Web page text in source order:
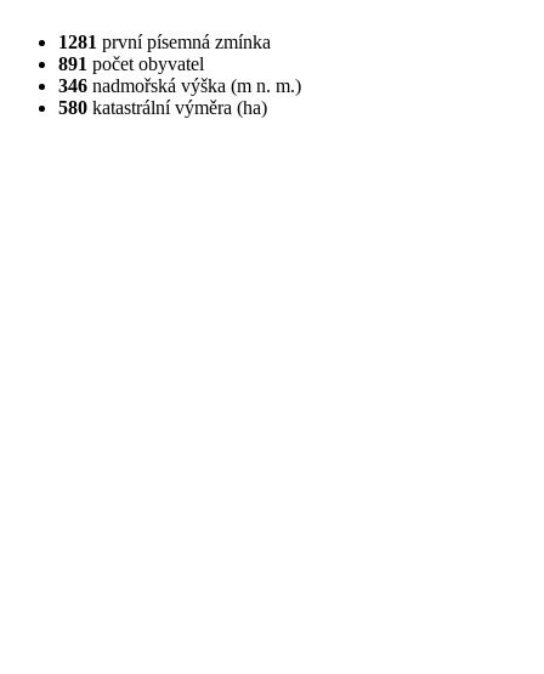
1281 první písemná zmínka
891 počet obyvatel
346 nadmořská výška (m n. m.)
580 katastrální výměra (ha)